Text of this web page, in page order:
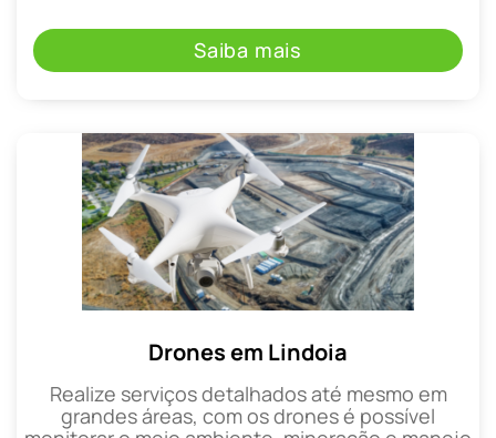
Saiba mais
Drones em Lindoia
Realize serviços detalhados até mesmo em
grandes áreas, com os drones é possível